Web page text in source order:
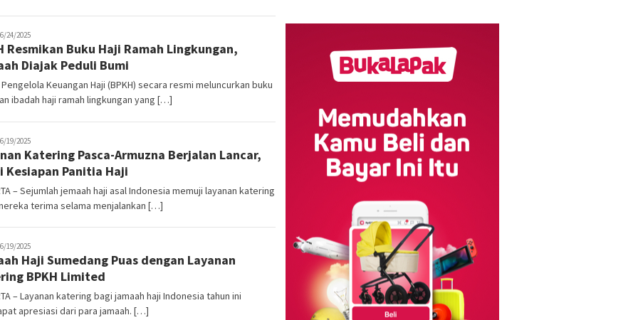
24/2025
Resmikan Buku Haji Ramah Lingkungan,
Diajak Peduli Bumi
Keuangan Haji (BPKH) secara resmi meluncurkan buku
ibadah haji ramah lingkungan yang […]
19/2025
Katering Pasca-Armuzna Berjalan Lancar,
Kesiapan Panitia Haji
– Sejumlah jemaah haji asal Indonesia memuji layanan katering
terima selama menjalankan […]
19/2025
Haji Sumedang Puas dengan Layanan
BPKH Limited
– Layanan katering bagi jamaah haji Indonesia tahun ini
apresiasi dari para jamaah. […]